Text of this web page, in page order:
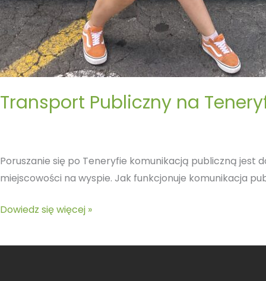
Transport Publiczny na
Poruszanie się po Teneryfie komunikacją publiczną
miejscowości na wyspie. Jak funkcjonuje komunikacja
Dowiedz się więcej »